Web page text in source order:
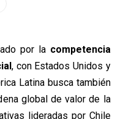
por la competencia
, con Estados Unidos y
Latina busca también
global de valor de la
lideradas por Chile